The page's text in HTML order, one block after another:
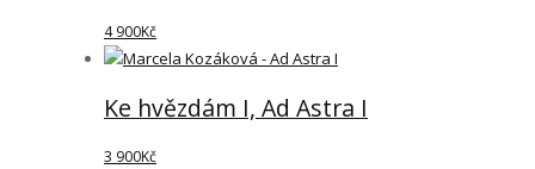
4 900Kč
Ke hvězdám I, Ad Astra I
3 900Kč